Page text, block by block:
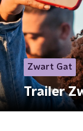
Zwart Gat
Trailer